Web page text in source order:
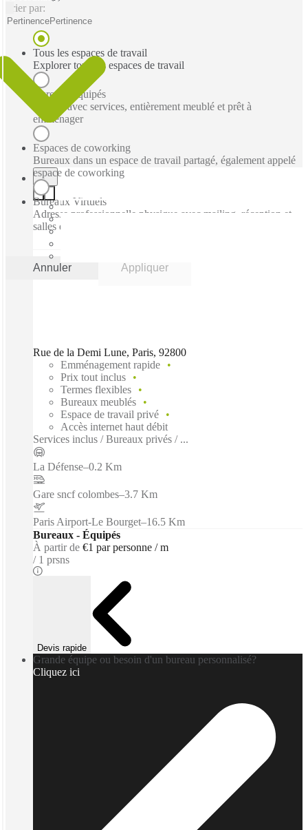
Tous les espaces de travail
Explorer tous les espaces de travail
Bureaux équipés
Bureau avec services, entièrement meublé et prêt à
emménager
Espaces de coworking
Bureaux dans un espace de travail partagé, également appelé
espace de coworking
Bureaux Virtuels
Adresse professionnelle physique avec mailing, réception et
salles de réunion ad hoc
Annuler Appliquer
Trier par:
PertinencePertinence
Rue de la Demi Lune, Paris, 92800
Emménagement rapide
Prix tout inclus
Termes flexibles
Bureaux meublés
Espace de travail privé
Accès internet haut débit
Services inclus / Bureaux privés / ...
La Défense–0.2 Km
Gare sncf colombes–3.7 Km
Paris Airport-Le Bourget–16.5 Km
Bureaux - Équipés
À partir de €1 par personne / m
1 prsns
Devis rapide
Grande équipe ou besoin d'un bureau personnalisé?
Cliquez ici